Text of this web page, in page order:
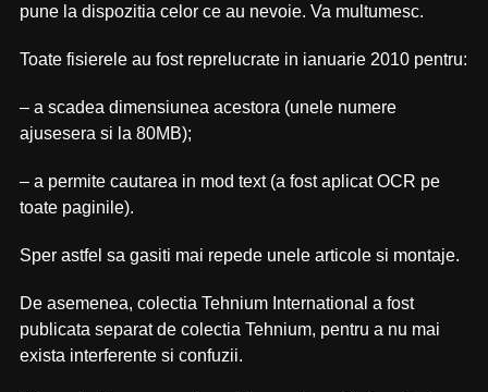
pune la dispozitia celor ce au nevoie. Va multumesc.
Toate fisierele au fost reprelucrate in ianuarie 2010 pentru:
– a scadea dimensiunea acestora (unele numere
ajusesera si la 80MB);
– a permite cautarea in mod text (a fost aplicat OCR pe
toate paginile).
Sper astfel sa gasiti mai repede unele articole si montaje.
De asemenea, colectia Tehnium International a fost
publicata separat de colectia Tehnium, pentru a nu mai
exista interferente si confuzii.